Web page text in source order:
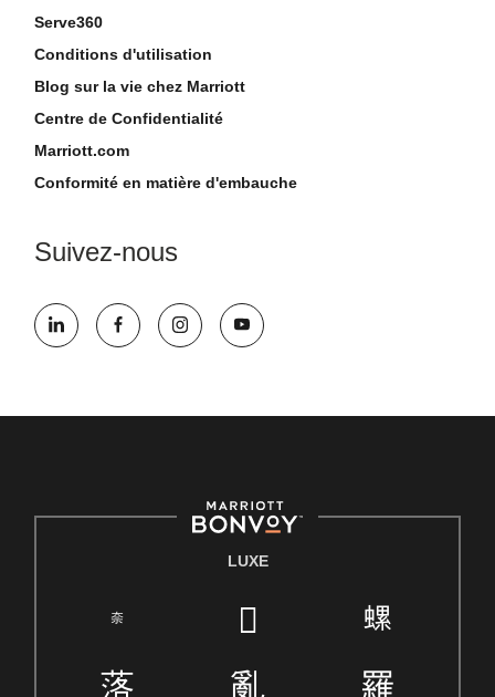
Serve360
Conditions d'utilisation
Blog sur la vie chez Marriott
Centre de Confidentialité
Marriott.com
Conformité en matière d'embauche
Suivez-nous
LUXE